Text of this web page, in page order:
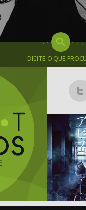
DIGITE O QUE